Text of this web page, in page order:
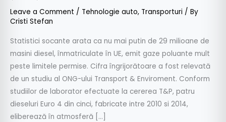
Leave a Comment / Tehnologie auto, Transporturi / By
Cristi Stefan
Statistici socante arata ca nu mai putin de 29 milioane de
masini diesel, înmatriculate în UE, emit gaze poluante mult
peste limitele permise. Cifra îngrijorătoare a fost relevată
de un studiu al ONG-ului Transport & Enviroment. Conform
studiilor de laborator efectuate la cererea T&P, patru
dieseluri Euro 4 din cinci, fabricate intre 2010 si 2014,
eliberează în atmosferă […]